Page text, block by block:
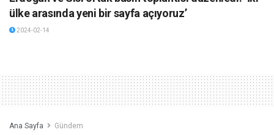
ülke arasında yeni bir sayfa açıyoruz’
2024-02-14
Ana Sayfa Gündem